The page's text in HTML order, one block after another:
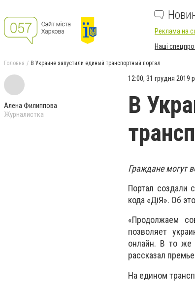
Реклама на
Наші
Головна В Украине запустили единый транспортный портал
Алена Филиппова
Журналистка
12:00, 31 грудня 2019
В
Граждане могут
Портал создали
кода «ДіЯ». Об
«Продолжаем
позволяет
онлайн. В то же
рассказал
На едином